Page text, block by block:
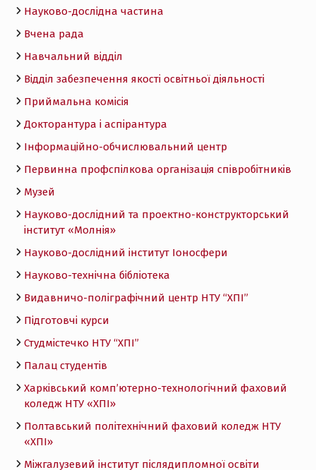
Науково-дослідна частина
Вчена рада
Навчальний відділ
Відділ забезпечення якості освітньої діяльності
Приймальна комісія
Докторантура і аспірантура
Інформаційно-обчислювальний центр
Первинна профспілкова організація співробітників
Музей
Науково-дослідний та проектно-конструкторський
інститут «Молнія»
Науково-дослідний інститут Іоносфери
Науково-технічна бібліотека
Видавничо-поліграфічний центр НТУ “ХПІ”
Підготовчі курси
Студмістечко НТУ “ХПІ”
Палац студентів
Харківський комп’ютерно-технологічний фаховий
коледж НТУ «ХПI»
Полтавський політехнічний фаховий коледж НТУ
«ХПI»
Міжгалузевий інститут післядипломної освіти